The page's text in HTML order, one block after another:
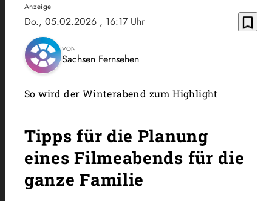
Anzeige
Do., 05.02.2026 , 16:17 Uhr bookmark_border
VON
Sachsen Fernsehen
So wird der Winterabend zum Highlight
Tipps für die Planung
eines Filmeabends für die
ganze Familie